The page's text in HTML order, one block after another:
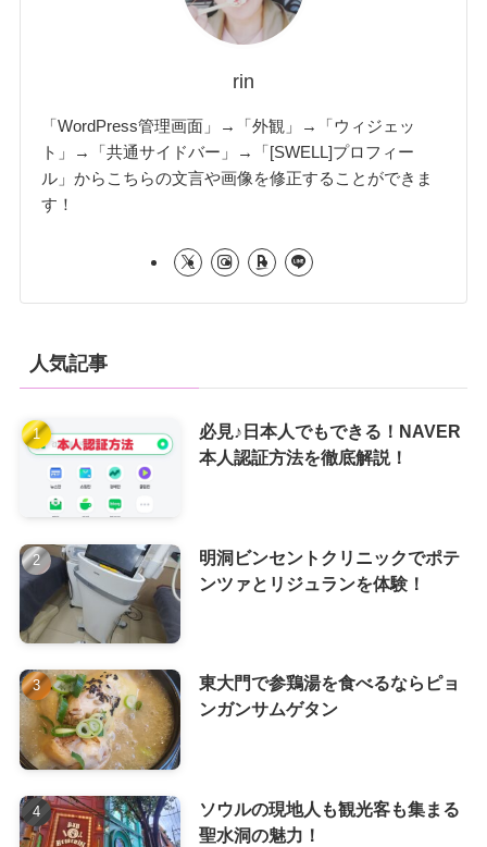
rin
「WordPress管理画面」→「外観」→「ウィジェッ
ト」→「共通サイドバー」→「[SWELL]プロフィー
ル」からこちらの文言や画像を修正することができま
す！
人気記事
必見♪日本人でもできる！NAVER
本人認証方法を徹底解説！
明洞ビンセントクリニックでポテ
ンツァとリジュランを体験！
東大門で参鶏湯を食べるならピョ
ンガンサムゲタン
ソウルの現地人も観光客も集まる
聖水洞の魅力！